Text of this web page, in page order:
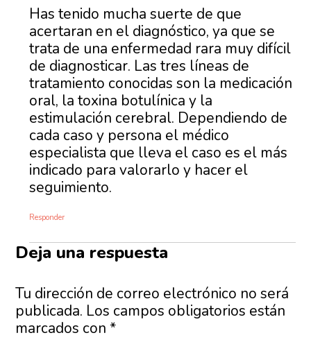
Has tenido mucha suerte de que
acertaran en el diagnóstico, ya que se
trata de una enfermedad rara muy difícil
de diagnosticar. Las tres líneas de
tratamiento conocidas son la medicación
oral, la toxina botulínica y la
estimulación cerebral. Dependiendo de
cada caso y persona el médico
especialista que lleva el caso es el más
indicado para valorarlo y hacer el
seguimiento.
Responder
Deja una respuesta
Tu dirección de correo electrónico no será
publicada. Los campos obligatorios están
marcados con*